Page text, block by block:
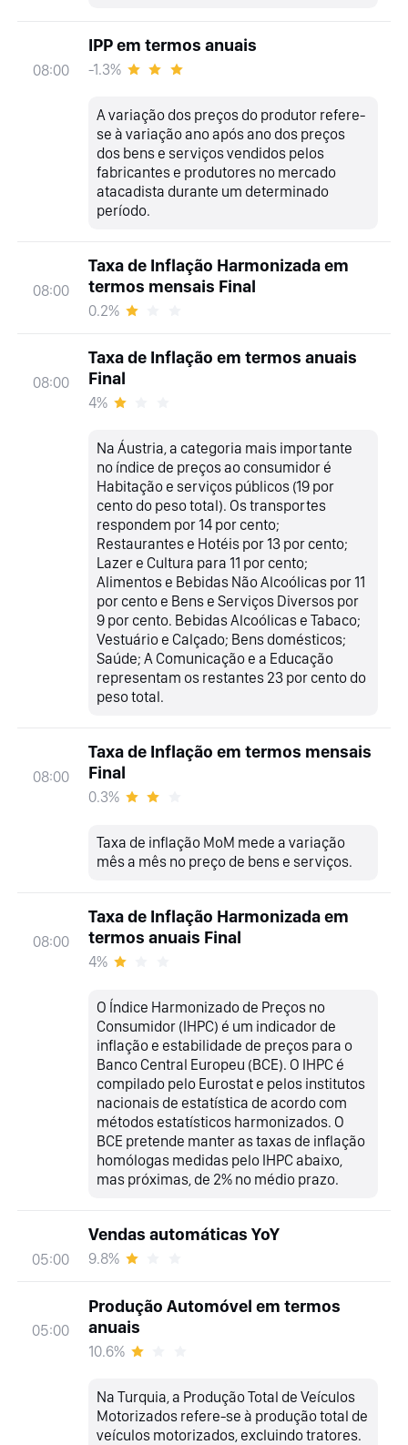
08:00
IPP em termos anuais
-1.3%
A variação dos preços do produtor refere-
se à variação ano após ano dos preços
dos bens e serviços vendidos pelos
fabricantes e produtores no mercado
atacadista durante um determinado
período.
08:00
Taxa de Inflação Harmonizada em
termos mensais Final
0.2%
08:00
Taxa de Inflação em termos anuais
Final
4%
Na Áustria, a categoria mais importante
no índice de preços ao consumidor é
Habitação e serviços públicos (19 por
cento do peso total). Os transportes
respondem por 14 por cento;
Restaurantes e Hotéis por 13 por cento;
Lazer e Cultura para 11 por cento;
Alimentos e Bebidas Não Alcoólicas por 11
por cento e Bens e Serviços Diversos por
9 por cento. Bebidas Alcoólicas e Tabaco;
Vestuário e Calçado; Bens domésticos;
Saúde; A Comunicação e a Educação
representam os restantes 23 por cento do
peso total.
08:00
Taxa de Inflação em termos mensais
Final
0.3%
Taxa de inflação MoM mede a variação
mês a mês no preço de bens e serviços.
08:00
Taxa de Inflação Harmonizada em
termos anuais Final
4%
O Índice Harmonizado de Preços no
Consumidor (IHPC) é um indicador de
inflação e estabilidade de preços para o
Banco Central Europeu (BCE). O IHPC é
compilado pelo Eurostat e pelos institutos
nacionais de estatística de acordo com
métodos estatísticos harmonizados. O
BCE pretende manter as taxas de inflação
homólogas medidas pelo IHPC abaixo,
mas próximas, de 2% no médio prazo.
05:00
Vendas automáticas YoY
9.8%
05:00
Produção Automóvel em termos
anuais
10.6%
Na Turquia, a Produção Total de Veículos
Motorizados refere-se à produção total de
veículos motorizados, excluindo tratores.